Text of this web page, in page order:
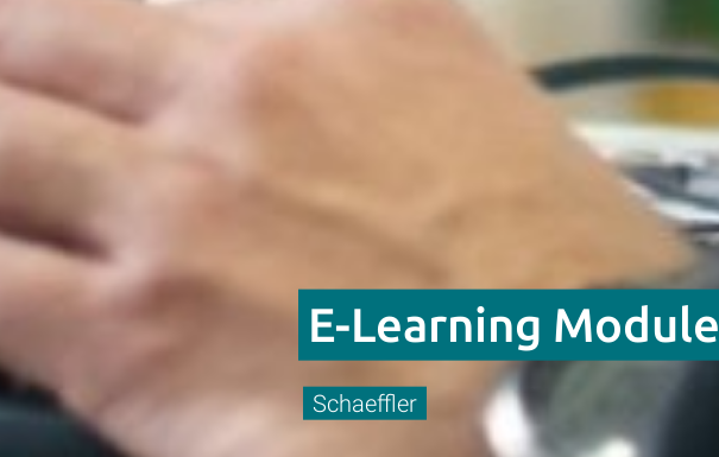
E-Learning Module
Schaeffler